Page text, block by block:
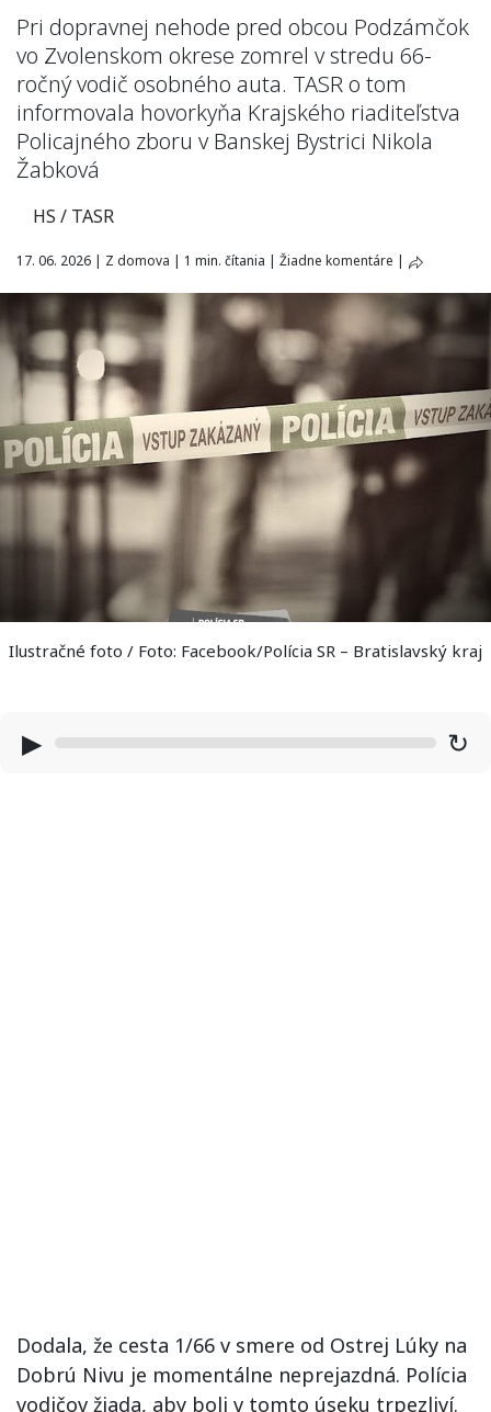
Pri dopravnej nehode pred obcou Podzámčok
vo Zvolenskom okrese zomrel v stredu 66-
ročný vodič osobného auta. TASR o tom
informovala hovorkyňa Krajského riaditeľstva
Policajného zboru v Banskej Bystrici Nikola
Žabková
HS / TASR
17. 06. 2026 | Z domova | 1 min. čítania | Žiadne komentáre |
Ilustračné foto / Foto: Facebook/Polícia SR – Bratislavský kraj
▶ ↻
Dodala, že cesta 1/66 v smere od Ostrej Lúky na
Dobrú Nivu je momentálne neprejazdná. Polícia
vodičov žiada, aby boli v tomto úseku trpezliví.